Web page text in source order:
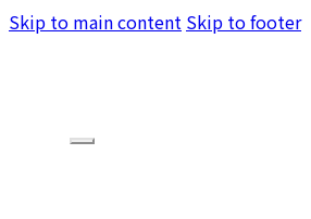
Skip to main content Skip to footer